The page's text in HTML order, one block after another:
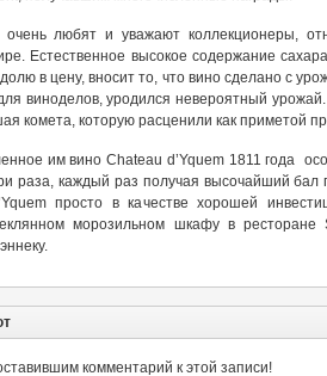
очень любят и уважают коллекционеры,
Естественное высокое содержание
в цену, вносит то, что вино сделано с
виноделов, уродился невероятный
комета, которую расценили как приметой
им вино Chateau d’Yquem 1811 года
раза, каждый раз получая высочайший
просто в качестве хорошей
морозильном шкафу в
комментарий к этой записи!